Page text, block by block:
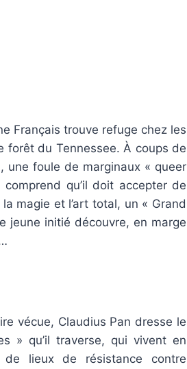
Français trouve refuge chez les
forêt du Tennessee. À coups de
une foule de marginaux « queer
qu’il doit accepter de
magie et l’art total, un « Grand
jeune initié découvre, en marge
vécue, Claudius Pan dresse le
» qu’il traverse, qui vivent en
lieux de résistance contre